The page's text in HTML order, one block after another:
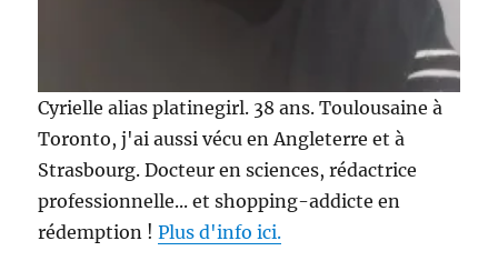
Cyrielle alias platinegirl. 38 ans. Toulousaine à
Toronto, j'ai aussi vécu en Angleterre et à
Strasbourg. Docteur en sciences, rédactrice
professionnelle... et shopping-addicte en
rédemption !Plus d'info ici.